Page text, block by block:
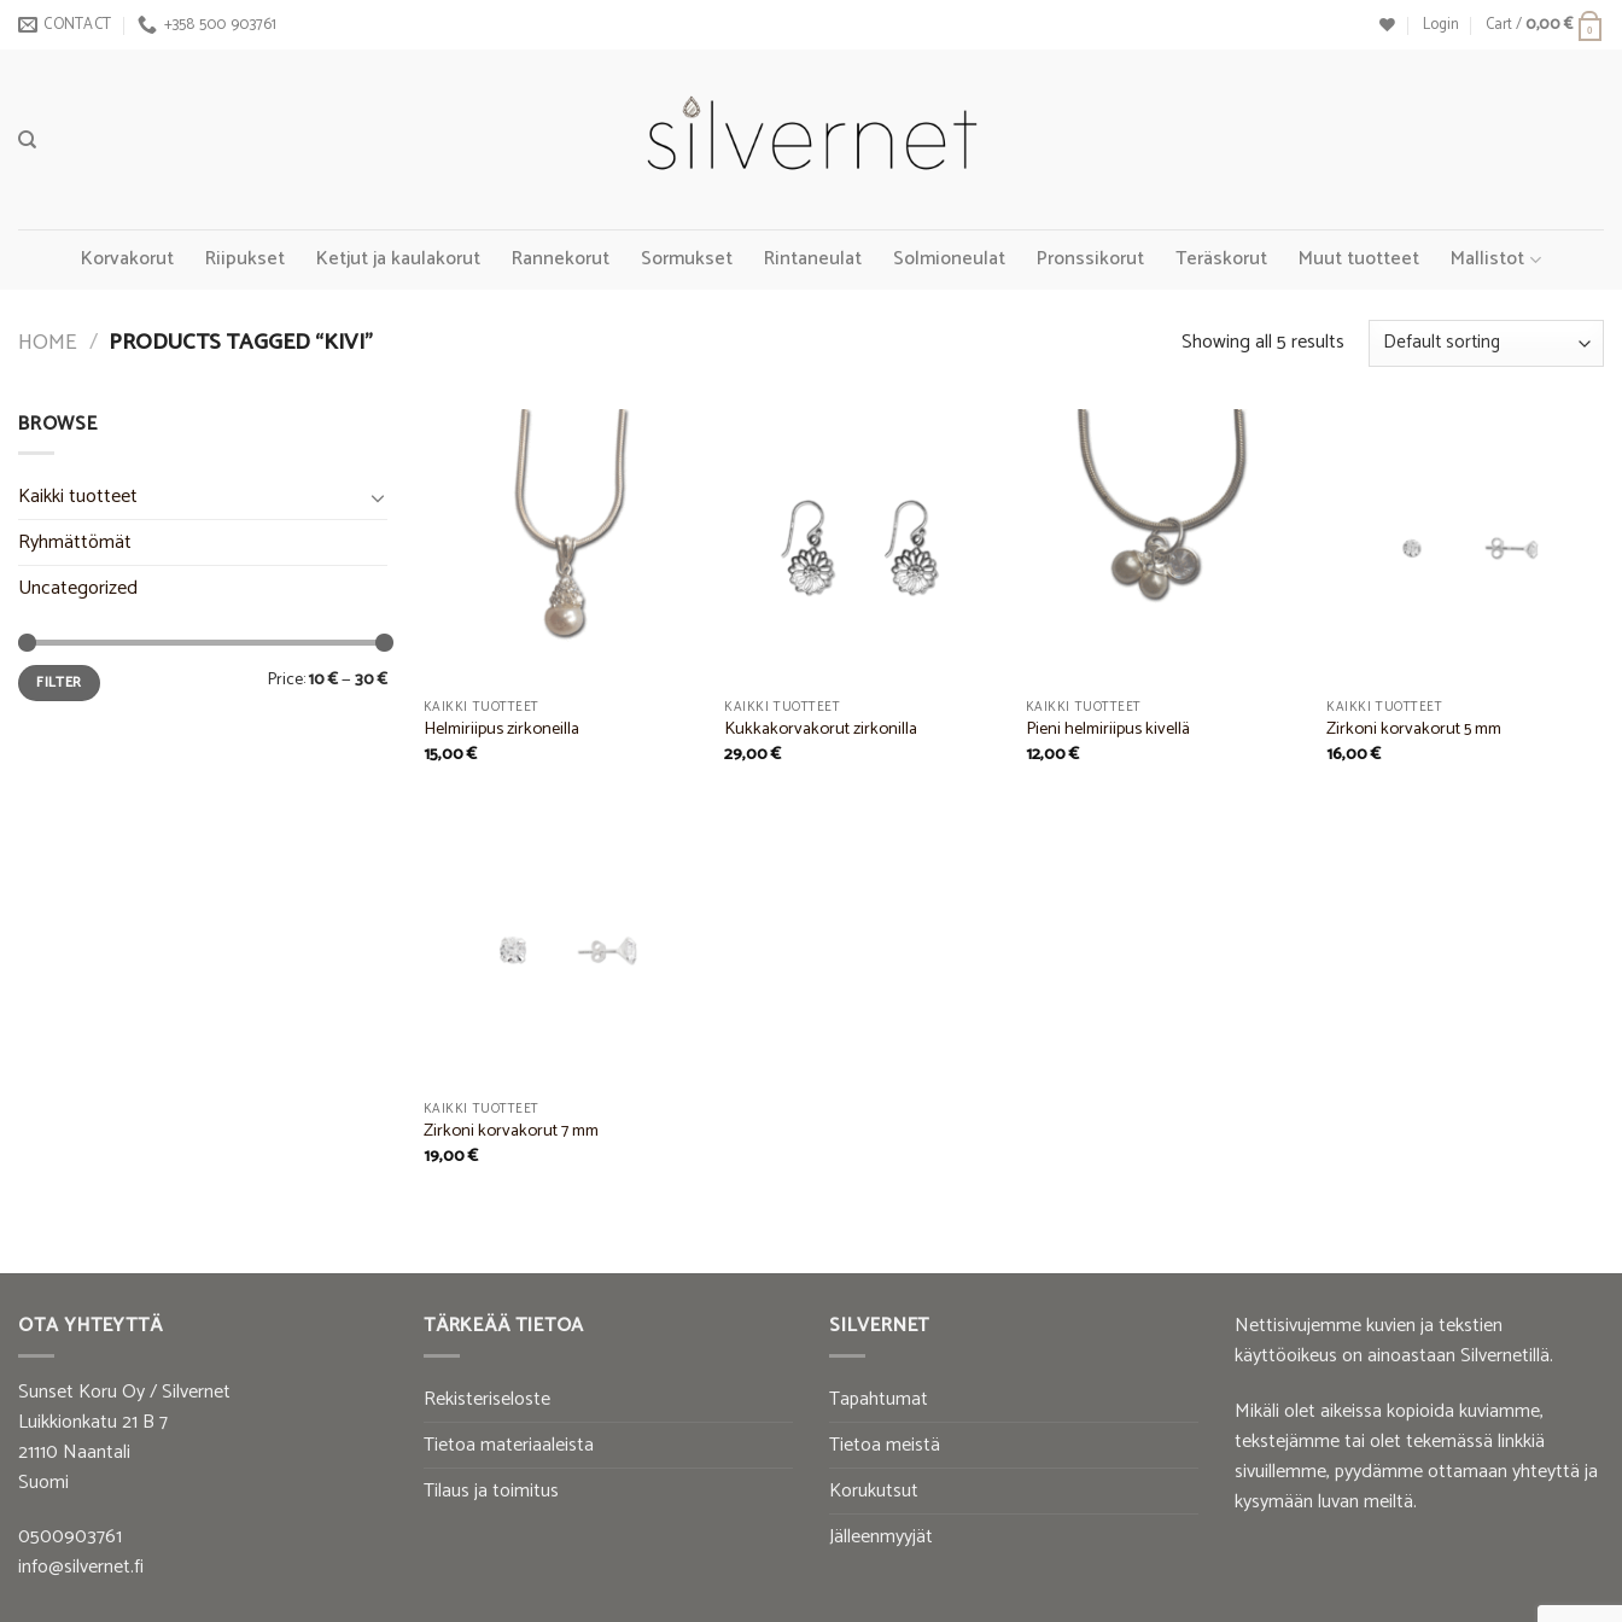
Skip CONTACT +358 500 903761 Login Cart /0,00€ 0
Korvakorut Riipukset Ketjut ja kaulakorut Rannekorut Sormukset Rintaneulat Solmioneulat Pronssikorut Teräskorut Muut tuotteet Mallistot
HOME / PRODUCTS TAGGED “KIVI” Showing all 5 results
BROWSE
Kaikki tuotteet
Ryhmättömät
Uncategorized
Min
price
Max
priceFILTER Price:10 €—30 €
KAIKKI TUOTTEET
Helmiriipus zirkoneilla
15,00€
KAIKKI TUOTTEET
Kukkakorvakorut zirkonilla
29,00€
KAIKKI TUOTTEET
Pieni helmiriipus kivellä
12,00€
KAIKKI TUOTTEET
Zirkoni korvakorut 5 mm
16,00€
KAIKKI TUOTTEET
Zirkoni korvakorut 7 mm
19,00€
OTA YHTEYTTÄ
Sunset Koru Oy / Silvernet
Luikkionkatu 21 B 7
21110 Naantali
Suomi
0500903761
info@silvernet.fi
TÄRKEÄÄ TIETOA
Rekisteriseloste
Tietoa materiaaleista
Tilaus ja toimitus
SILVERNET
Tapahtumat
Tietoa meistä
Korukutsut
Jälleenmyyjät
Nettisivujemme kuvien ja tekstien
käyttöoikeus on ainoastaan Silvernetillä.
Mikäli olet aikeissa kopioida kuviamme,
tekstejämme tai olet tekemässä linkkiä
sivuillemme, pyydämme ottamaan yhteyttä ja
kysymään luvan meiltä.